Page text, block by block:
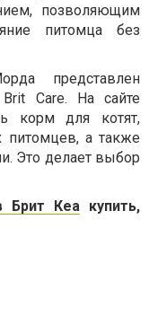
позволяющим
питомца без
представлен
Care. На сайте
корм для котят,
питомцев, а также
Это делает выбор
Брит Кеа купить,